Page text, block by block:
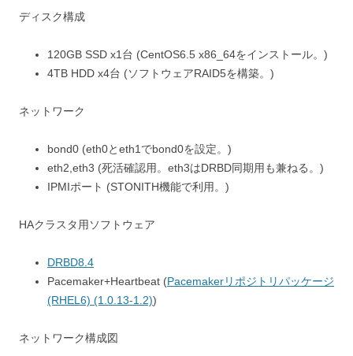
ディスク構成
120GB SSD x1台 (CentOS6.5 x86_64をインストール。)
4TB HDD x4台 (ソフトウェアRAID5を構築。)
ネットワーク
bond0 (eth0とeth1でbond0を設定。)
eth2,eth3 (死活確認用。eth3はDRBD同期用も兼ねる。)
IPMIポート (STONITH機能で利用。)
HAクラスタ用ソフトウェア
DRBD8.4
Pacemaker+Heartbeat (Pacemakerリポジトリパッケージ
(RHEL6) (1.0.13-1.2))
ネットワーク構成図